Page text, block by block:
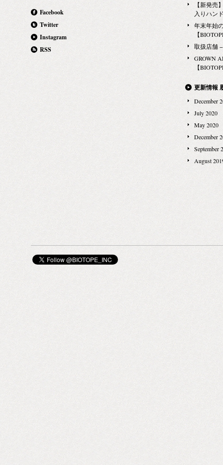
Facebook
Twitter
Instagram
RSS
【新発売
入りハン
年末年始
【
取扱店舗
GROWN
【
更新情報
December
July 2020
May 2020
December
September
August